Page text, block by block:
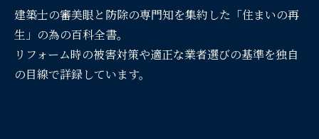
建築士の審美眼と防除の専門知を集約した「住まいの再
生」の為の百科全書。
リフォーム時の被害対策や適正な業者選びの基準を独自
の目線で詳録しています。